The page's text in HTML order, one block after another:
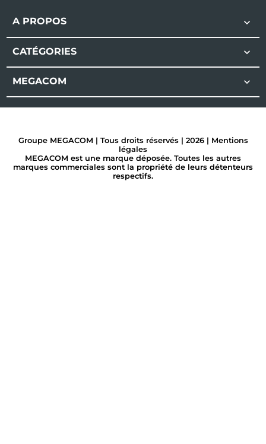
A PROPOS 
CATÉGORIES 
MEGACOM 
Groupe MEGACOM | Tous droits réservés | 2026 | Mentions
légales
MEGACOM est une marque déposée. Toutes les autres
marques commerciales sont la propriété de leurs détenteurs
respectifs.